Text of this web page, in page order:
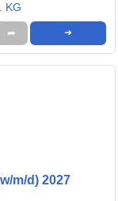
KG
➦ ➜
m/d) 2027